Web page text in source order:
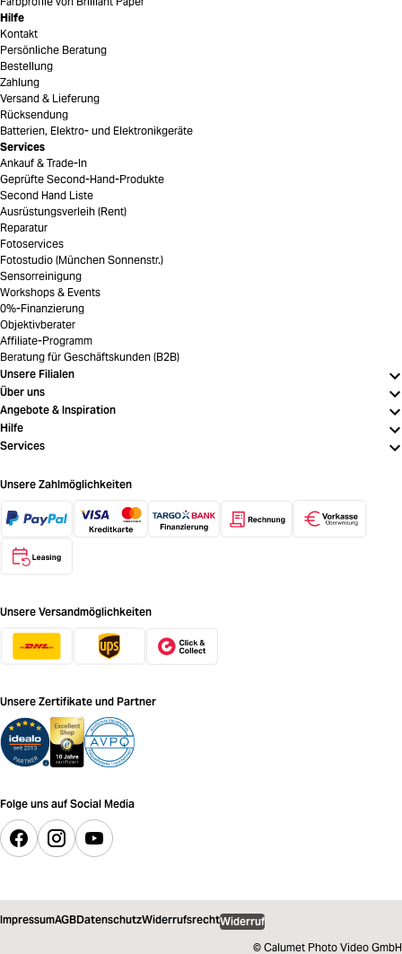
Hilfe
Kontakt
Persönliche Beratung
Bestellung
Zahlung
Versand & Lieferung
Rücksendung
Batterien, Elektro- und Elektronikgeräte
Services
Ankauf & Trade-In
Geprüfte Second-Hand-Produkte
Second Hand Liste
Ausrüstungsverleih (Rent)
Reparatur
Fotoservices
Fotostudio (München Sonnenstr.)
Sensorreinigung
Workshops & Events
0%-Finanzierung
Objektivberater
Affiliate-Programm
Beratung für Geschäftskunden (B2B)
Unsere Filialen
Über uns
Angebote & Inspiration
Hilfe
Services
Unsere Zahlmöglichkeiten
Unsere Versandmöglichkeiten
Unsere Zertifikate und Partner
Folge uns auf Social Media
ImpressumAGBDatenschutzWiderrufsrechtWiderruf
© Calumet Photo Video GmbH